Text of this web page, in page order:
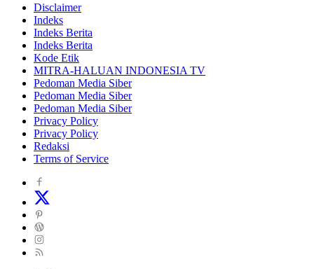
Disclaimer
Indeks
Indeks Berita
Indeks Berita
Kode Etik
MITRA-HALUAN INDONESIA TV
Pedoman Media Siber
Pedoman Media Siber
Pedoman Media Siber
Privacy Policy
Privacy Policy
Redaksi
Terms of Service